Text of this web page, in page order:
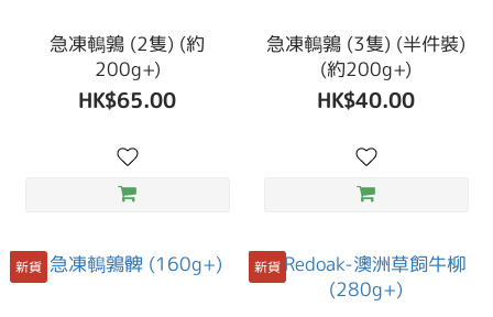
急凍鵪鶉 (2隻) (約
200g+)
HK$65.00
急凍鵪鶉 (3隻) (半件裝)
(約200g+)
HK$40.00
新貨 新貨